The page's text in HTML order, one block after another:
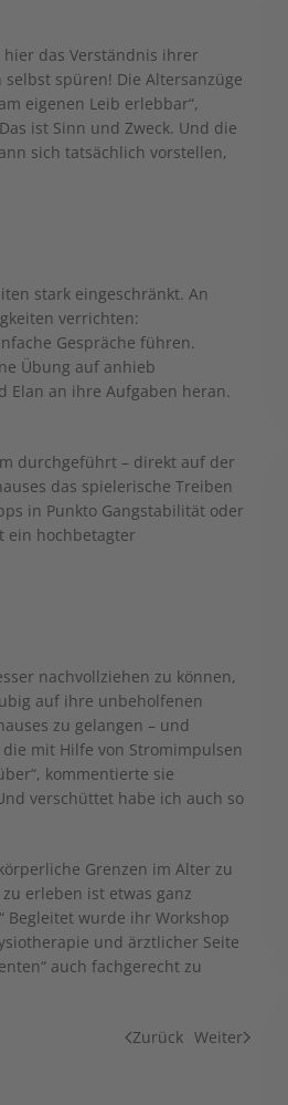
das Verständnis ihrer
spüren! Die Altersanzüge
eigenen Leib erlebbar“,
ist Sinn und Zweck. Und die
sich tatsächlich vorstellen,
stark eingeschränkt. An
verrichten:
Gespräche führen.
Übung auf anhieb
Elan an ihre Aufgaben heran.
durchgeführt – direkt auf der
das spielerische Treiben
in Punkto Gangstabilität oder
ein hochbetagter
nachvollziehen zu können,
auf ihre unbeholfenen
zu gelangen – und
mit Hilfe von Stromimpulsen
kommentierte sie
verschüttet habe ich auch so
Grenzen im Alter zu
erleben ist etwas ganz
Begleitet wurde ihr Workshop
und ärztlicher Seite
auch fachgerecht zu
Zurück Weiter